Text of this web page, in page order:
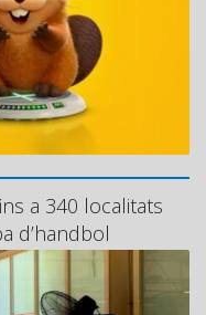
a 340 localitats
d’handbol